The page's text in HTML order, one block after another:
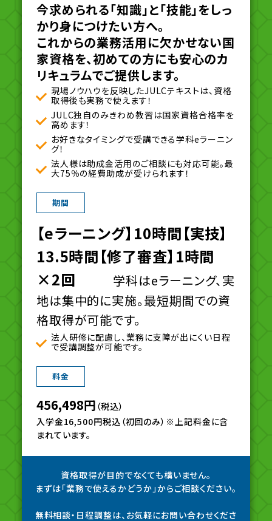
今求められる「知識」と「技能」をしっ
かり身につけたい方へ。
これからの業務活用に欠かせない国
家資格を、初めての方にも安心のカ
リキュラムでご提供します。
現場ノウハウを反映したJULCテキストは、資格
取得後も実務で使えます！
JULC独自のみきわめ教習は国家資格合格率を
高めます！
お好きなタイミングで受講できる学科eラーニン
グ！
法人様は助成金活用のご相談にも対応可能。最
大75％の経費助成が受けられます！
期間
【eラーニング】10時間【実技】
13.5時間【修了審査】1時間
×2回
学科はeラーニング、実
地は集中的に実施。最短期間での資
格取得が可能です。
法人研修に配慮し、業務に支障が出にくい日程
で受講調整が可能です。
料金
456,498円 （税込）
入学金16,500円税込（初回のみ）※上記料金に含
まれています。
資格取得が目的でなくても構いません。
まずは「業務で使えるかどうか」からご相談ください。
無料相談・日程調整は、お気軽にお問い合わせくださ